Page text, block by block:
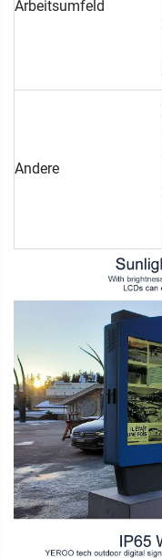
Arbeitsumfeld
Andere